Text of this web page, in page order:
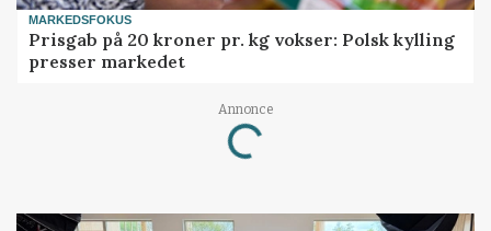
MARKEDSFOKUS
Prisgab på 20 kroner pr. kg vokser: Polsk kylling
presser markedet
Annonce
Loading...